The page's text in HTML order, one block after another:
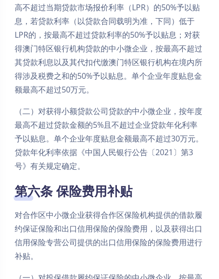
高不超过当期贷款市场报价利率（LPR）的50%予以贴
息，若贷款利率（以贷款合同载明为准，下同）低于
LPR的，按最高不超过贷款利率的50%予以贴息；对获
得澳门特区银行机构贷款的中小微企业，按最高不超过
其贷款利息以及其代扣代缴澳门特区银行机构在境内所
得涉及税费之和的50%予以贴息。单个企业年度贴息金
额最高不超过50万元。
（二）对获得小额贷款公司贷款的中小微企业，按年度
最高不超过贷款金额的5%且不超过企业贷款年化利率
予以贴息。单个企业年度贴息金额最高不超过30万元。
贷款年化利率依据《中国人民银行公告〔2021〕第3
号》有关规定确定。
第六条 保险费用补贴
对合作区中小微企业获得合作区保险机构提供的借款履
约保证保险和出口信用保险的保险费用，以及获得出口
信用保险专营公司提供的出口信用保险的保险费用进行
补贴。